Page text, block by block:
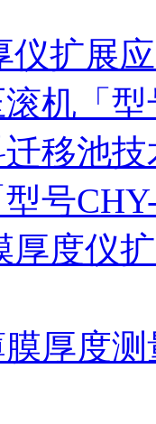
仪扩展
机「
移池
号
厚度仪
厚度